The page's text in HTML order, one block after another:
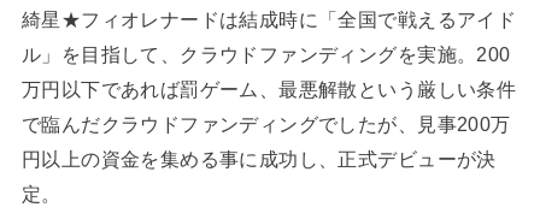
綺星★フィオレナードは結成時に「全国で戦えるアイド
ル」を目指して、クラウドファンディングを実施。200
万円以下であれば罰ゲーム、最悪解散という厳しい条件
で臨んだクラウドファンディングでしたが、見事200万
円以上の資金を集める事に成功し、正式デビューが決
定。